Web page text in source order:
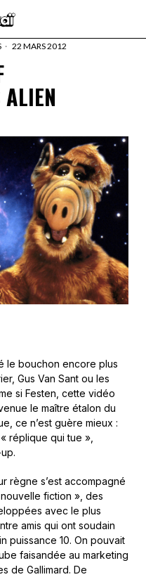
22 MARS 2012
le bouchon encore plus
Gus Van Sant ou les
si Festen , cette vidéo
le maître étalon du
ce n’est guère mieux :
réplique qui tue »,
règne s’est accompagné
fiction », des
avec le plus
amis qui ont soudain
puissance 10. On pouvait
faisandée au marketing
de Gallimard. De